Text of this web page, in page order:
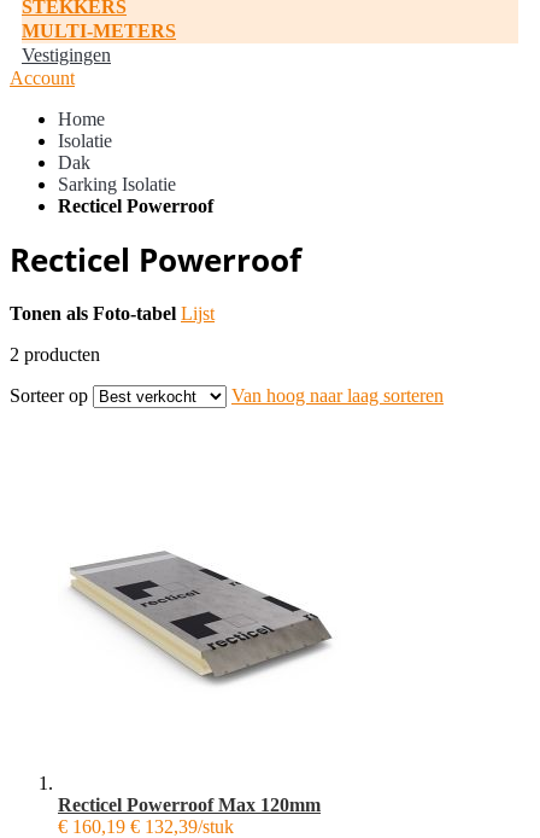
STEKKERS
MULTI-METERS
Vestigingen
Account
Home
Isolatie
Dak
Sarking Isolatie
Recticel Powerroof
Recticel Powerroof
Tonen als Foto-tabel Lijst
2 producten
Sorteer op
Van hoog naar laag sorteren
Recticel Powerroof Max 120mm
€ 160,19 € 132,39/stuk